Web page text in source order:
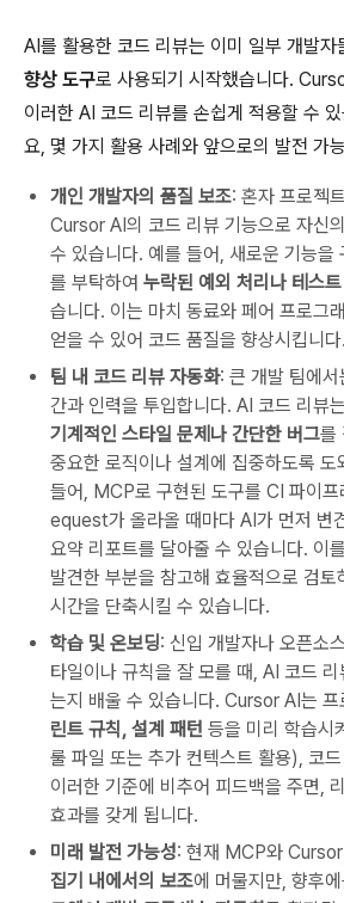
AI를 활용한 코드 리뷰는 이미 일부 개발자
향상 도구로 사용되기 시작했습니다.
이러한 AI 코드 리뷰를 손쉽게 적용할 수
요, 몇 가지 활용 사례와 앞으로의 발전 가
개인 개발자의 품질 보조: 혼자 프로젝
Cursor AI의 코드 리뷰 기능으로 자신
수 있습니다. 예를 들어, 새로운 기능을
를 부탁하여 누락된 예외 처리나 테스
습니다. 이는 마치 동료와 페어 프로그
얻을 수 있어 코드 품질을 향상시킵니다.
팀 내 코드 리뷰 자동화: 큰 개발 팀에서
간과 인력을 투입합니다. AI 코드 리뷰
기계적인 스타일 문제나 간단한 버그를
중요한 로직이나 설계에 집중하도록 도
들어, MCP로 구현된 도구를 CI 파이
equest가 올라올 때마다 AI가 먼저 변
요약 리포트를 달아줄 수 있습니다. 이
발견한 부분을 참고해 효율적으로 검
시간을 단축시킬 수 있습니다.
학습 및 온보딩: 신입 개발자나 오픈소
타일이나 규칙을 잘 모를 때, AI 코드
는지 배울 수 있습니다. Cursor AI는 프
린트 규칙, 설계 패턴 등을 미리 학습시
룰 파일 또는 추가 컨텍스트 활용), 코
이러한 기준에 비추어 피드백을 주면,
효과를 갖게 됩니다.
미래 발전 가능성: 현재 MCP와
집기 내에서의 보조에 머물지만, 향후